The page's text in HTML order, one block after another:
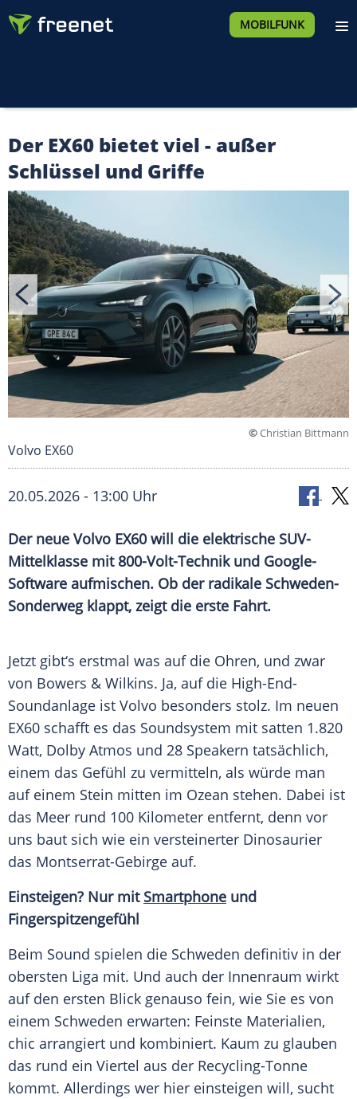
MOBILFUNK
Der EX60 bietet viel - außer
Schlüssel und Griffe
©Christian Bittmann
Volvo EX60
20.05.2026 - 13:00 Uhr
Der neue Volvo EX60 will die elektrische SUV-
Mittelklasse mit 800-Volt-Technik und Google-
Software aufmischen. Ob der radikale Schweden-
Sonderweg klappt, zeigt die erste Fahrt.
Jetzt gibt‘s erstmal was auf die Ohren, und zwar
von Bowers & Wilkins. Ja, auf die High-End-
Soundanlage ist Volvo besonders stolz. Im neuen
EX60 schafft es das Soundsystem mit satten 1.820
Watt, Dolby Atmos und 28 Speakern tatsächlich,
einem das Gefühl zu vermitteln, als würde man
auf einem Stein mitten im Ozean stehen. Dabei ist
das Meer rund 100 Kilometer entfernt, denn vor
uns baut sich wie ein versteinerter Dinosaurier
das Montserrat-Gebirge auf.
Einsteigen? Nur mit Smartphone und
Fingerspitzengefühl
Beim Sound spielen die Schweden definitiv in der
obersten Liga mit. Und auch der Innenraum wirkt
auf den ersten Blick genauso fein, wie Sie es von
einem Schweden erwarten: Feinste Materialien,
chic arrangiert und kombiniert. Kaum zu glauben
das rund ein Viertel aus der Recycling-Tonne
kommt. Allerdings wer hier einsteigen will, sucht